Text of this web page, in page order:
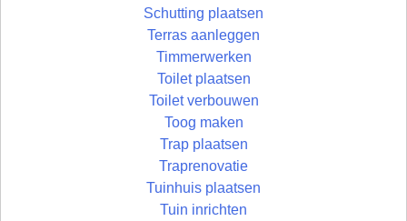
Schutting plaatsen
Terras aanleggen
Timmerwerken
Toilet plaatsen
Toilet verbouwen
Toog maken
Trap plaatsen
Traprenovatie
Tuinhuis plaatsen
Tuin inrichten